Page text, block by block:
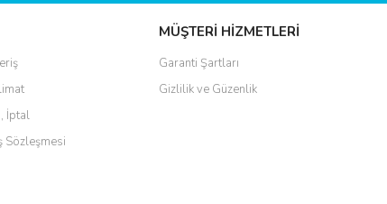
İptal
Sözleşmesi
MÜŞTERİ HİZMETLERİ
Garanti Şartları
Gizlilik ve Güzenlik